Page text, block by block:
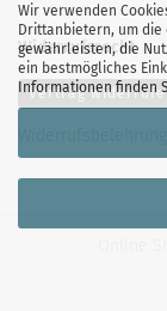
Wir verwenden
Drittanbietern, um die
gewährleisten, die
ein bestmögliches
Informationen finden
Widerrufsrecht
Vertrag